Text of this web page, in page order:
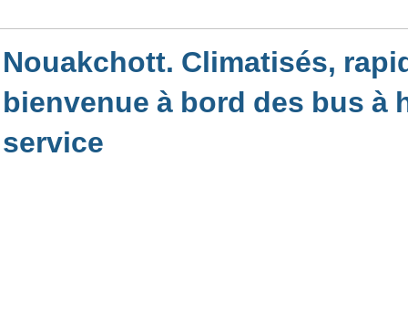
Nouakchott. Climatisés,
bienvenue à bord des bus à
service